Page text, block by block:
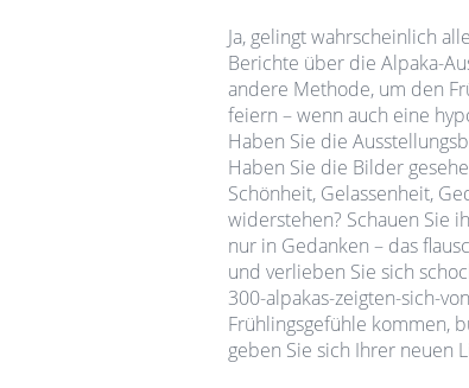
Ja, gelingt wahrscheinlich
Berichte über die Alpaka-
andere Methode, um den
feiern – wenn auch eine
Haben Sie die
Haben Sie die Bilder
Schönheit, Gelassenheit,
widerstehen? Schauen Sie
nur in Gedanken – das
und verlieben Sie sich
300-alpakas-zeigten-sich-
Frühlingsgefühle kommen,
geben Sie sich Ihrer neuen